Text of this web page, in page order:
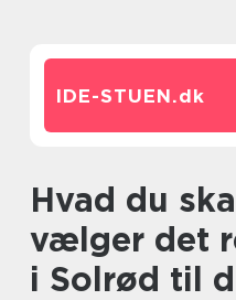
IDE-STUEN.dk
Hvad du skal vide, når du
vælger det
i Solrød til